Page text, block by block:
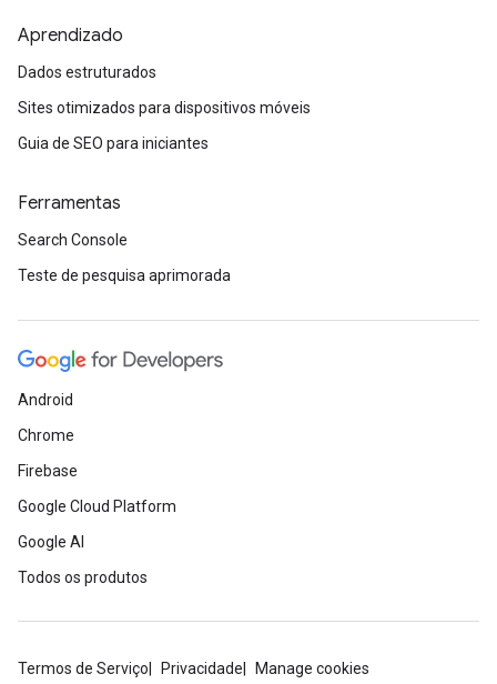
Aprendizado
Dados estruturados
Sites otimizados para dispositivos móveis
Guia de SEO para iniciantes
Ferramentas
Search Console
Teste de pesquisa aprimorada
Android
Chrome
Firebase
Google Cloud Platform
Google AI
Todos os produtos
Termos de Serviço Privacidade Manage cookies